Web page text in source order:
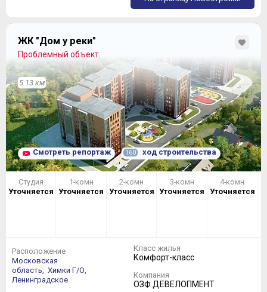
ЖК "Дом у реки"
Проблемный объект.
5.13 км
Смотреть репортаж 160 ход строительства
Студия
Уточняется
1-комн
Уточняется
2-комн
Уточняется
3-комн
Уточняется
4-комн
Уточняется
Расположение
Московская
область, Химки Г/О,
Ленинградское
Класс жилья
Комфорт-класс
Компания
ОЗФ ДЕВЕЛОПМЕНТ